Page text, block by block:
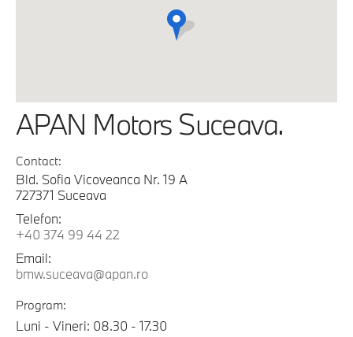
APAN Motors Suceava.
Contact:
Bld. Sofia Vicoveanca Nr. 19 A
727371 Suceava
Telefon:
+40 374 99 44 22
Email:
bmw.suceava@apan.ro
Program:
Luni - Vineri: 08.30 - 17.30